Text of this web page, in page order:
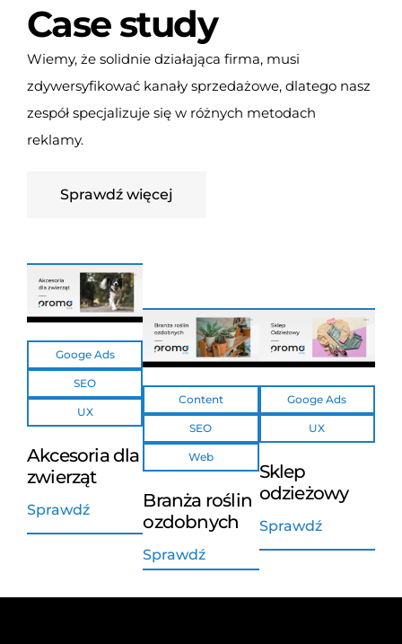
Case study
Wiemy, że solidnie działająca firma, musi
zdywersyfikować kanały sprzedażowe, dlatego nasz
zespół specjalizuje się w różnych metodach
reklamy.
Sprawdź więcej
Googe Ads
SEO
UX
Akcesoria dla
zwierząt
Sprawdź
Content
SEO
Web
Branża roślin
ozdobnych
Sprawdź
Googe Ads
UX
Sklep
odzieżowy
Sprawdź